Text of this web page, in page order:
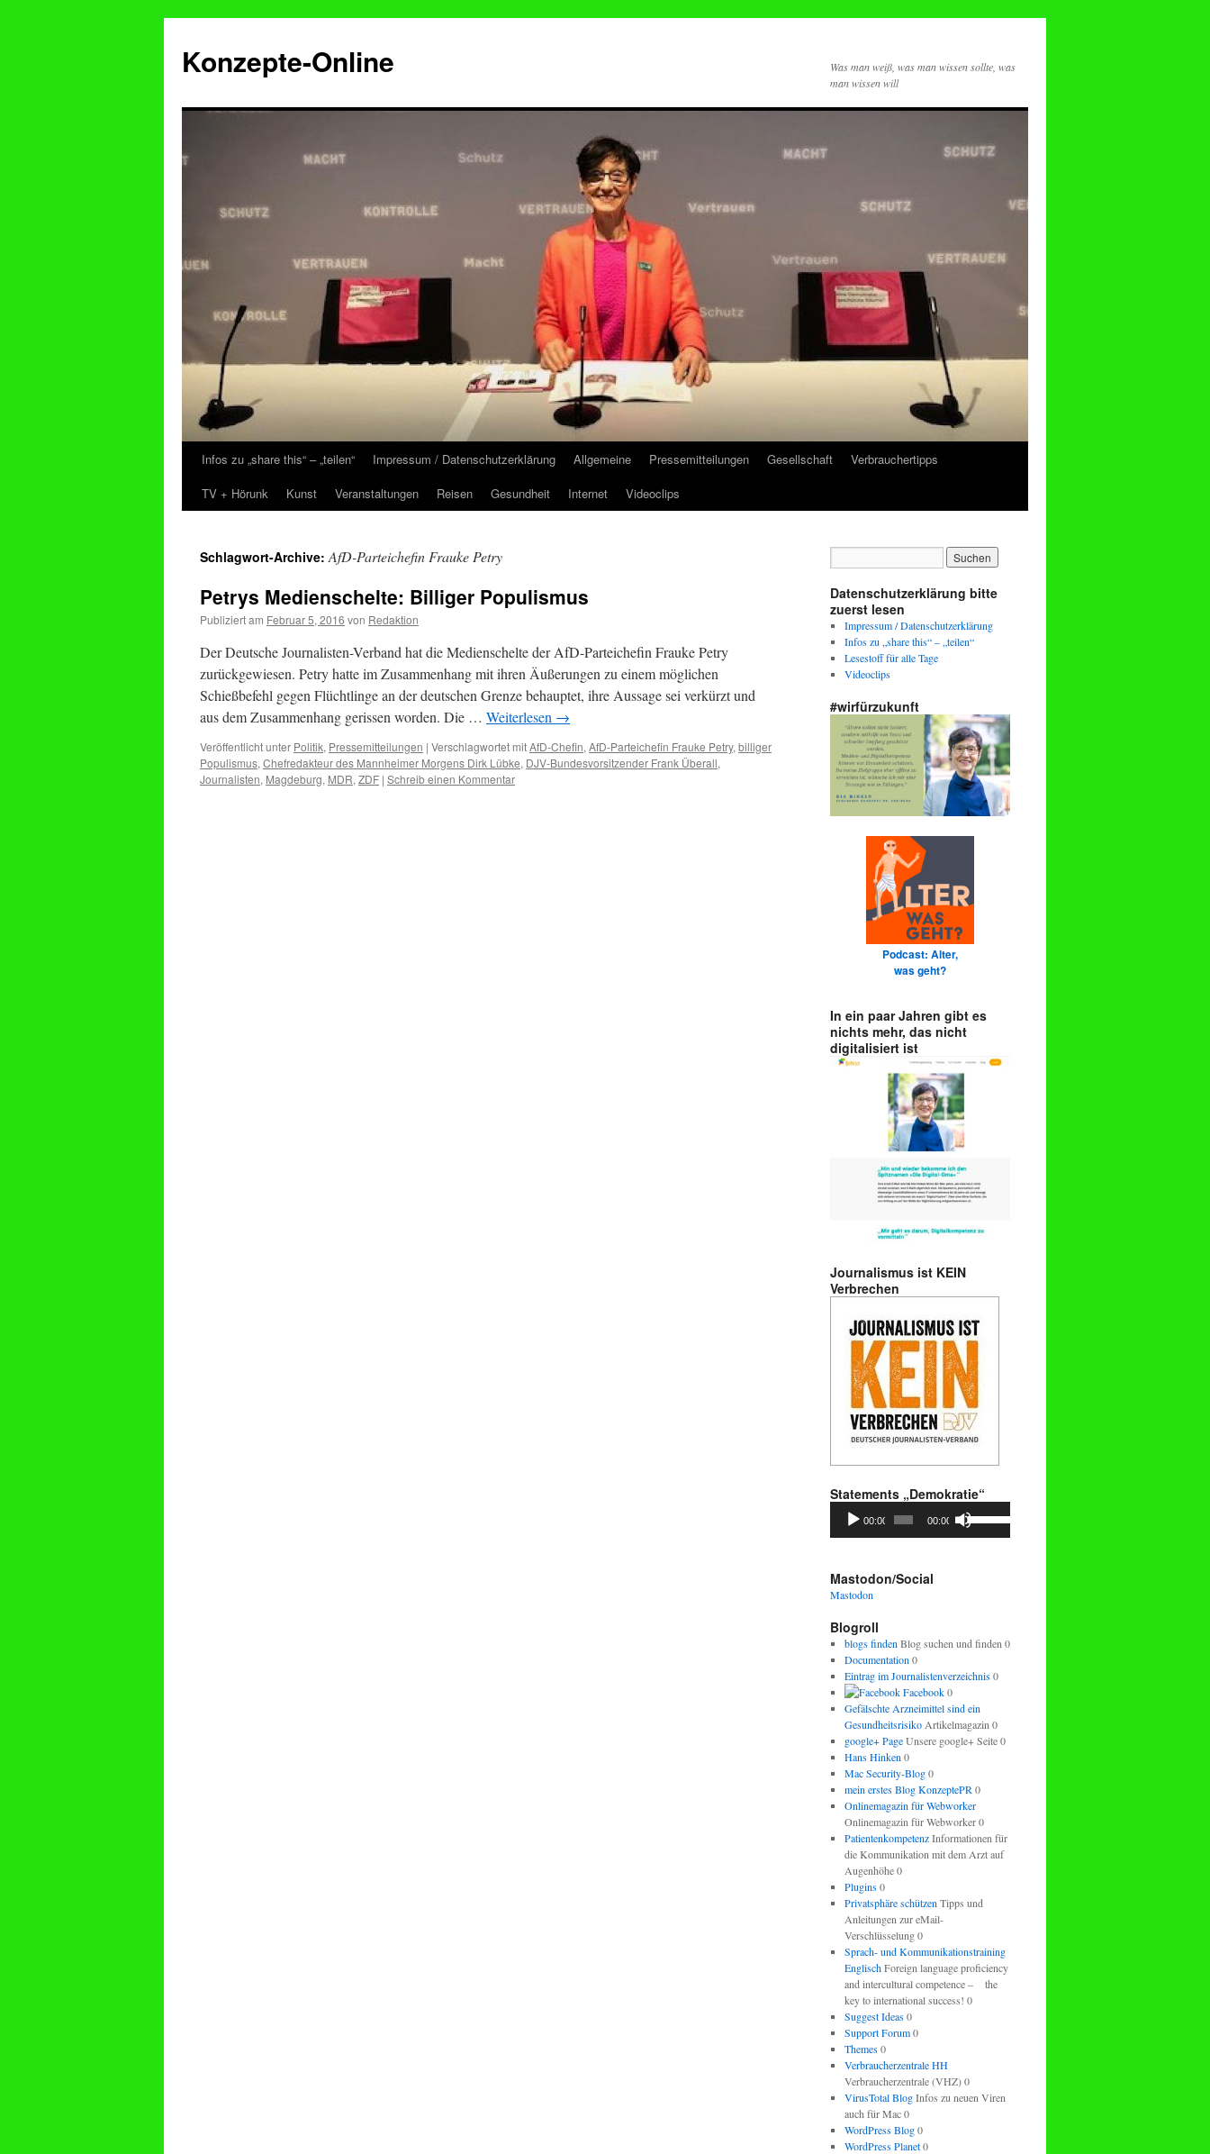
Konzepte-Online
Was man weiß, was man wissen sollte, was
man wissen will
Zum
Inhalt
Infos zu „share this“ – „teilen“ Impressum / Datenschutzerklärung Allgemeine Pressemitteilungen Gesellschaft
Verbrauchertipps
TV + Hörunk
Kunst Veranstaltungen Reisen Gesundheit Internet Videoclips
Schlagwort-Archive:AfD-Parteichefin Frauke Petry
Petrys Medienschelte: Billiger Populismus
Publiziert am Februar 5, 2016 von Redaktion
Der Deutsche Journalisten-Verband hat die Medienschelte der AfD-Parteichefin Frauke Petry
zurückgewiesen. Petry hatte im Zusammenhang mit ihren Äußerungen zu einem möglichen
Schießbefehl gegen Flüchtlinge an der deutschen Grenze behauptet, ihre Aussage sei verkürzt und
aus dem Zusammenhang gerissen worden. Die … Weiterlesen →
Veröffentlicht unter Politik, Pressemitteilungen | Verschlagwortet mitAfD-Chefin, AfD-Parteichefin Frauke Petry, billiger
Populismus, Chefredakteur des Mannheimer Morgens Dirk Lübke, DJV-Bundesvorsitzender Frank Überall,
Journalisten, Magdeburg, MDR, ZDF | Schreib einen Kommentar
Datenschutzerklärung bitte
zuerst lesen
Impressum / Datenschutzerklärung
Infos zu „share this“ – „teilen“
Lesestoff für alle Tage
Videoclips
#wirfürzukunft
Podcast: Alter,
was geht?
In ein paar Jahren gibt es
nichts mehr, das nicht
digitalisiert ist
Journalismus ist KEIN
Verbrechen
Statements „Demokratie“
Audio-
Player
00:00 00:00
Hoch/Runter
benutzen,
Mastodon/Social
Mastodon
Blogroll
blogs finden Blog suchen und finden 0
Documentation 0
Eintrag im Journalistenverzeichnis0
Facebook0
Gefälschte Arzneimittel sind ein
GesundheitsrisikoArtikelmagazin 0
google+ PageUnsere google+ Seite 0
Hans Hinken 0
Mac Security-Blog0
mein erstes Blog KonzeptePR 0
Onlinemagazin für Webworker
Onlinemagazin für Webworker 0
PatientenkompetenzInformationen für
die Kommunikation mit dem Arzt auf
Augenhöhe 0
Plugins0
Privatsphäre schützen Tipps und
Anleitungen zur eMail-
Verschlüsselung 0
Sprach- und Kommunikationstraining
EnglischForeign language proficiency
and intercultural competence – the
key to international success! 0
Suggest Ideas0
Support Forum0
Themes0
Verbraucherzentrale HH
Verbraucherzentrale (VHZ) 0
VirusTotal BlogInfos zu neuen Viren
auch für Mac 0
WordPress Blog0
WordPress Planet0